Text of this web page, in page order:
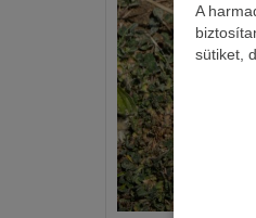
A
sütiket,